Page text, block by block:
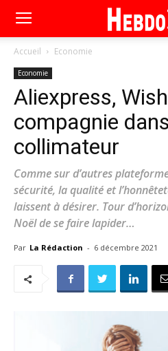
Accueil Economie
Economie
Aliexpress,
compagnie
collimateur
Comme sur d’autres
sécurité, la qualité et
laissent à désirer. Tour
Noël de se faire lapider…
Par La Rédaction - 6 décembre 2021